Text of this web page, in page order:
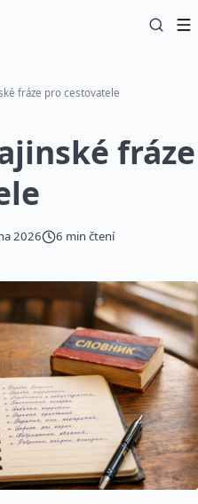
fráze pro cestovatele
fráze
2026 6 min čtení